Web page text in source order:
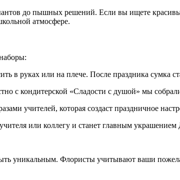
до пышных решений. Если вы ищете
атмосфере.
в руках или на плече. После праздника сумка
с кондитерской «Сладости с душой» мы
учителей, которая создаст праздничное
или коллегу и станет главным украшением
уникальным. Флористы учитывают ваши